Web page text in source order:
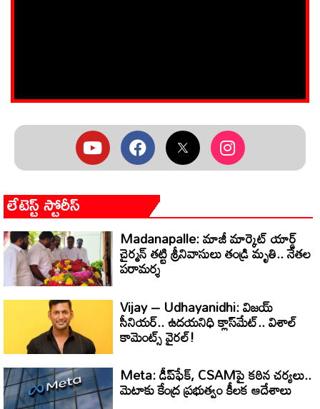
లేటెస్ట్ స్టోరీస్
Madanapalle: మాజీ మార్కెట్ యార్డ్
చైర్మన్ తట్టి శ్రీనివాసులు తండ్రి మృతి.. నేతల
పరామర్శ
Vijay – Udhayanidhi: విజయ్
సీనియర్.. ఉదయనిధి క్లాస్‌మేట్.. విశాల్
కామెంట్స్ వైరల్!
Meta: డీప్‌ఫేక్, CSAMపై కఠిన చర్యలు..
మెటాకు కేంద్ర ప్రభుత్వం కీలక ఆదేశాలు